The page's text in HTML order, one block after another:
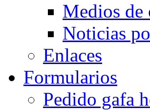
Medios de
Noticias
Enlaces
Formularios
Pedido gafa